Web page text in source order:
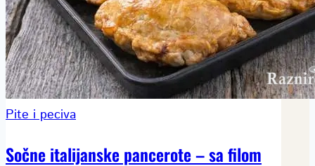
Pite i peciva
Sočne italijanske pancerote – sa filom